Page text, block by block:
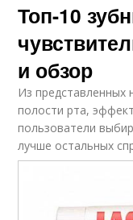
Топ-10
и обзор
Из представленных
полости рта,
пользователи
лучше остальных